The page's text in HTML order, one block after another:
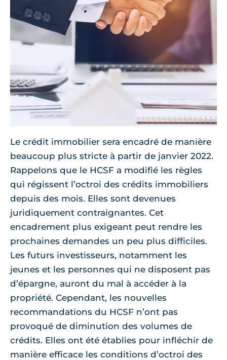
Le crédit immobilier sera encadré de manière
beaucoup plus stricte à partir de janvier 2022.
Rappelons que le HCSF a modifié les règles
qui régissent l’octroi des crédits immobiliers
depuis des mois. Elles sont devenues
juridiquement contraignantes. Cet
encadrement plus exigeant peut rendre les
prochaines demandes un peu plus difficiles.
Les futurs investisseurs, notamment les
jeunes et les personnes qui ne disposent pas
d’épargne, auront du mal à accéder à la
propriété. Cependant, les nouvelles
recommandations du HCSF n’ont pas
provoqué de diminution des volumes de
crédits. Elles ont été établies pour infléchir de
manière efficace les conditions d’octroi des